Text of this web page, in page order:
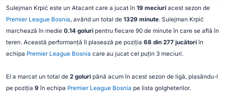
Sulejman Krpić este un Atacant care a jucat în 19 meciuriacest sezon de
Premier League Bosnia, având un total de 1329 minute. Sulejman Krpić
marchează în medie 0.14 goluripentru fiecare 90 de minute în care se află în
teren. Această performanță îl plasează pe poziția 68 din 277 jucătoriîn
echipa Premier League Bosnia care au jucat cel puțin 3 meciuri.
El a marcat un total de 2 goluripână acum în acest sezon de ligă, plasându-l
pe poziția 9 în echipa Premier League Bosnia pe lista golgheterilor.